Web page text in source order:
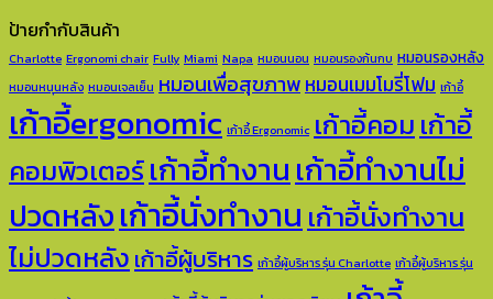
ป้ายกำกับสินค้า
Charlotte Ergonomi chair Fully Miami Napa หมอนนอน หมอนรองก้นกบ หมอนรองหลัง
หมอนหนุนหลัง หมอนเจลเย็น หมอนเพื่อสุขภาพหมอนเมมโมรี่โฟม เก้าอี้
เก้าอี้ergonomic เก้าอี้ Ergonomic เก้าอี้คอม เก้าอี้
คอมพิวเตอร์เก้าอี้ทำงานเก้าอี้ทำงานไม่
ปวดหลังเก้าอี้นั่งทำงาน เก้าอี้นั่งทำงาน
ไม่ปวดหลังเก้าอี้ผู้บริหาร เก้าอี้ผู้บริหาร รุ่น Charlotte เก้าอี้ผู้บริหาร รุ่น